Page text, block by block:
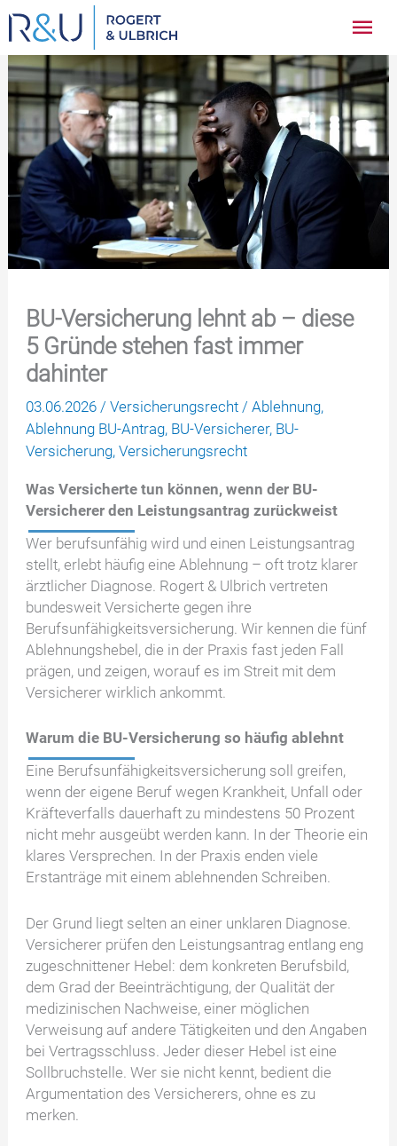
Zum
Inhalt
springen
BU-Versicherung lehnt ab – diese
5 Gründe stehen fast immer
dahinter
03.06.2026/Versicherungsrecht /Ablehnung,
Ablehnung BU-Antrag, BU-Versicherer, BU-
Versicherung,Versicherungsrecht
Was Versicherte tun können, wenn der BU-
Versicherer den Leistungsantrag zurückweist
Wer berufsunfähig wird und einen Leistungsantrag
stellt, erlebt häufig eine Ablehnung – oft trotz klarer
ärztlicher Diagnose. Rogert & Ulbrich vertreten
bundesweit Versicherte gegen ihre
Berufsunfähigkeitsversicherung. Wir kennen die fünf
Ablehnungshebel, die in der Praxis fast jeden Fall
prägen, und zeigen, worauf es im Streit mit dem
Versicherer wirklich ankommt.
Warum die BU-Versicherung so häufig ablehnt
Eine Berufsunfähigkeitsversicherung soll greifen,
wenn der eigene Beruf wegen Krankheit, Unfall oder
Kräfteverfalls dauerhaft zu mindestens 50 Prozent
nicht mehr ausgeübt werden kann. In der Theorie ein
klares Versprechen. In der Praxis enden viele
Erstanträge mit einem ablehnenden Schreiben.
Der Grund liegt selten an einer unklaren Diagnose.
Versicherer prüfen den Leistungsantrag entlang eng
zugeschnittener Hebel: dem konkreten Berufsbild,
dem Grad der Beeinträchtigung, der Qualität der
medizinischen Nachweise, einer möglichen
Verweisung auf andere Tätigkeiten und den Angaben
bei Vertragsschluss. Jeder dieser Hebel ist eine
Sollbruchstelle. Wer sie nicht kennt, bedient die
Argumentation des Versicherers, ohne es zu
merken.